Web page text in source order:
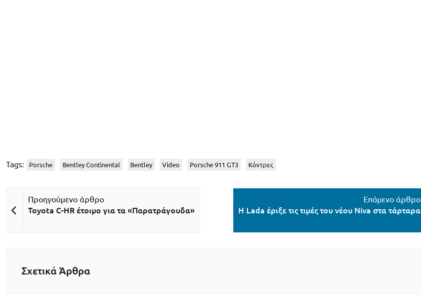
Tags: Porsche Bentley Continental Bentley Video Porsche 911 GT3 Κόντρες
Toyota C-HR έτοιμο για τα «Παρατράγουδα» H Lada έριξε τις τιμές του νέου Niva στα τάρταρα
Σχετικά Άρθρα